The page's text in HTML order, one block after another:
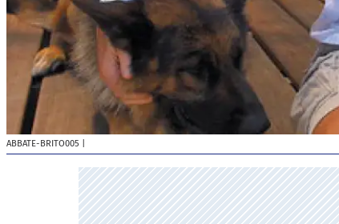
ABBATE-BRITO005